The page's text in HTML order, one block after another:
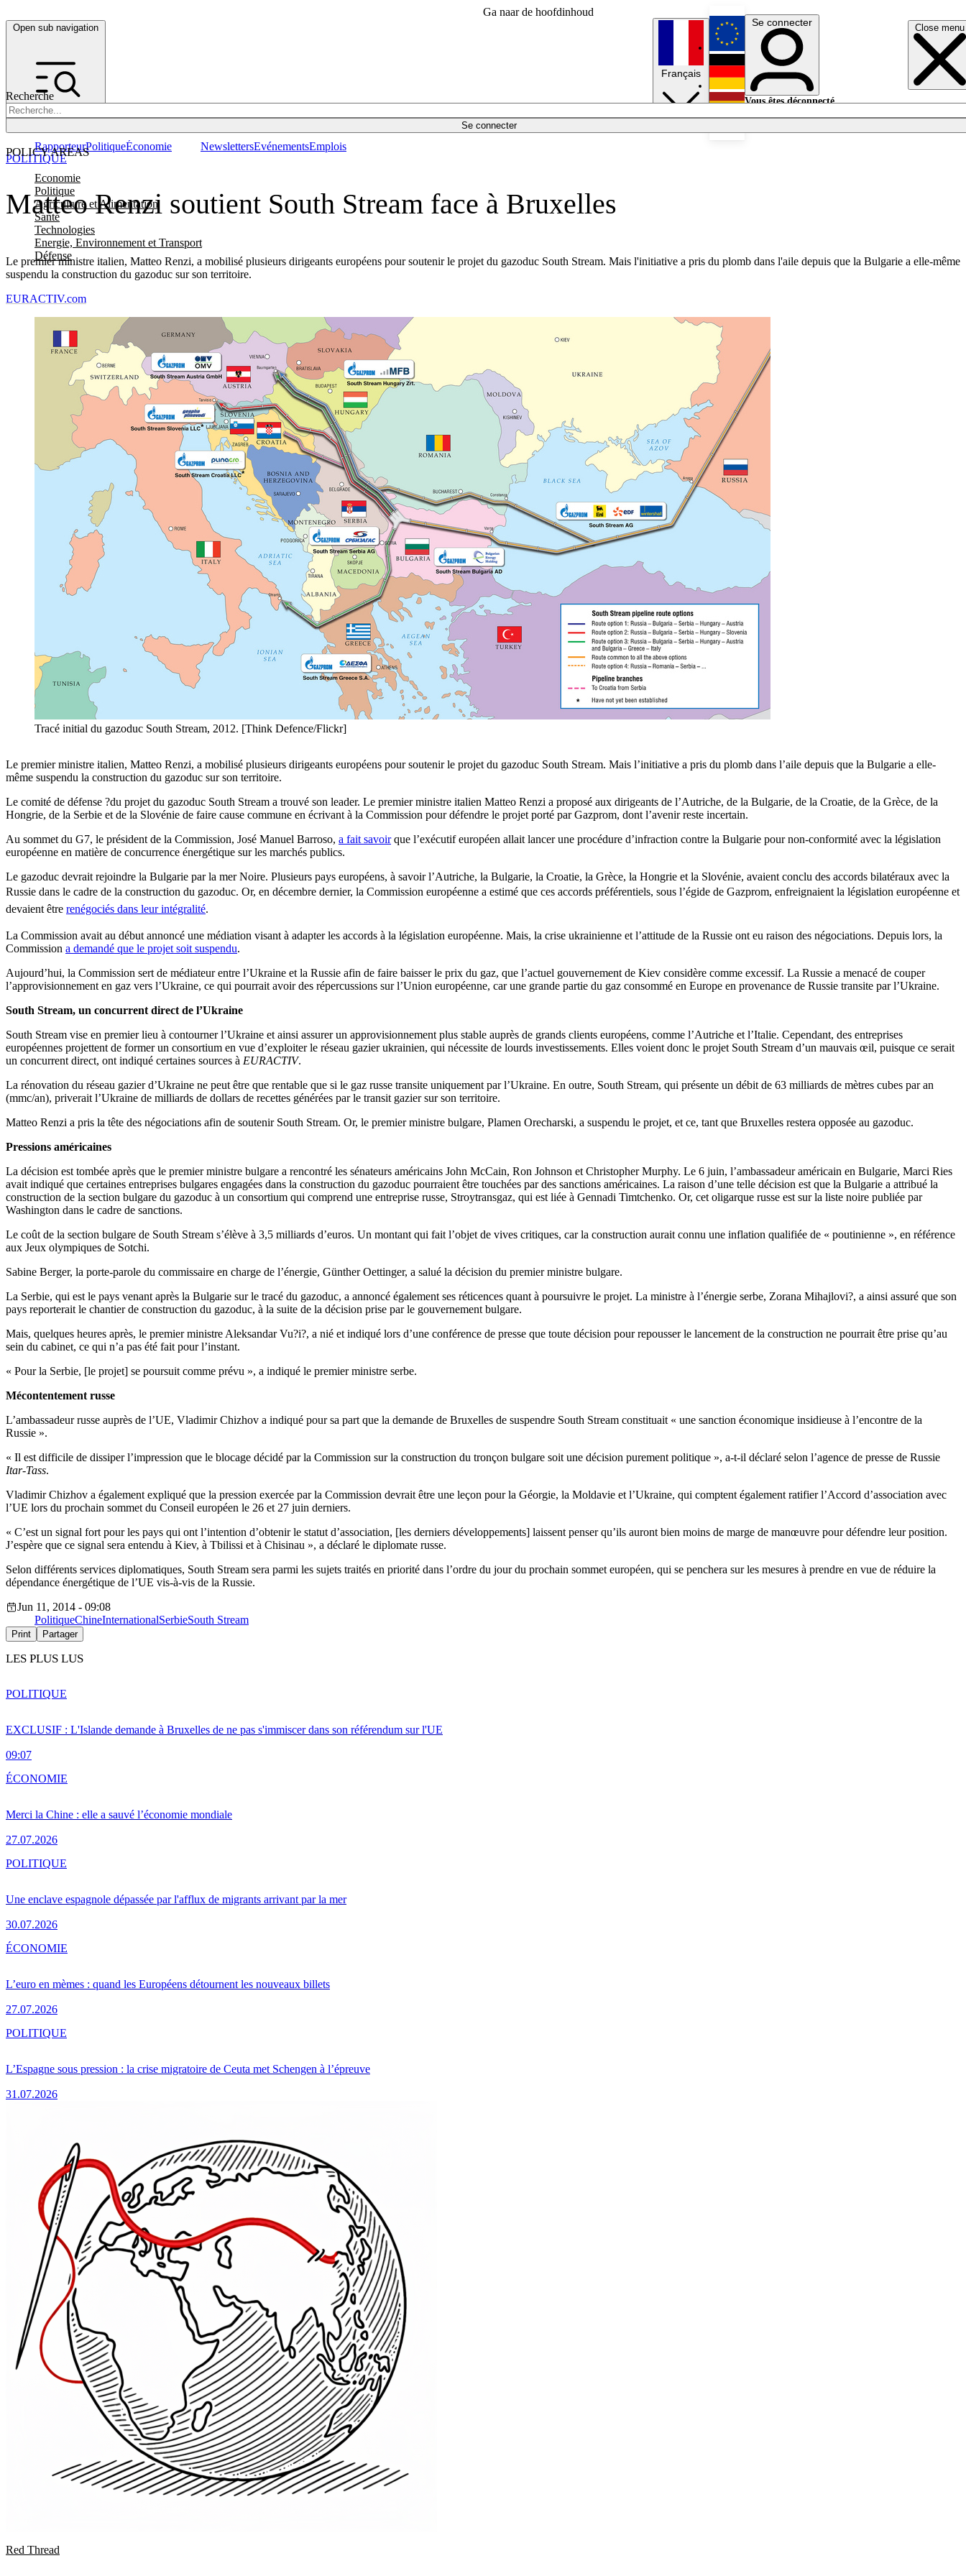
Ga naar de hoofdinhoud
Open sub navigation Close menu
Recherche
Se connecter
POLICY AREAS
Economie
Politique
Agriculture et Alimentation
Santé
Technologies
Energie, Environnement et Transport
Défense
RapporteurPolitiqueÉconomie NewslettersEvénementsEmplois
Français
English
Deutsch
Se connecter
Vous êtes déconnecté.
Matteo Renzi soutient South Stream face à Bruxelles
Le premier ministre italien, Matteo Renzi, a mobilisé plusieurs dirigeants européens pour soutenir le projet du gazoduc South Stream. Mais l'initiative a pris du plomb dans l'aile depuis que la Bulgarie a elle-même
suspendu la construction du gazoduc sur son territoire.
POLITIQUE
EURACTIV.com
Tracé initial du gazoduc South Stream, 2012. [Think Defence/Flickr]
Le premier ministre italien, Matteo Renzi, a mobilisé plusieurs dirigeants européens pour soutenir le projet du gazoduc South Stream. Mais l’initiative a pris du plomb dans l’aile depuis que la Bulgarie a elle-
même suspendu la construction du gazoduc sur son territoire.
Le comité de défense ?du projet du gazoduc South Stream a trouvé son leader. Le premier ministre italien Matteo Renzi a proposé aux dirigeants de l’Autriche, de la Bulgarie, de la Croatie, de la Grèce, de la
Hongrie, de la Serbie et de la Slovénie de faire cause commune en écrivant à la Commission pour défendre le projet porté par Gazprom, dont l’avenir reste incertain.
Au sommet du G7, le président de la Commission, José Manuel Barroso, a fait savoirque l’exécutif européen allait lancer une procédure d’infraction contre la Bulgarie pour non-conformité avec la législation
européenne en matière de concurrence énergétique sur les marchés publics.
Le gazoduc devrait rejoindre la Bulgarie par la mer Noire. Plusieurs pays européens, à savoir l’Autriche, la Bulgarie, la Croatie, la Grèce, la Hongrie et la Slovénie, avaient conclu des accords bilatéraux avec la
Russie dans le cadre de la construction du gazoduc. Or, en décembre dernier, la Commission européenne a estimé que ces accords préférentiels, sous l’égide de Gazprom, enfreignaient la législation européenne et
devaient être renégociés dans leur intégralité.
La Commission avait au début annoncé une médiation visant à adapter les accords à la législation européenne. Mais, la crise ukrainienne et l’attitude de la Russie ont eu raison des négociations. Depuis lors, la
Commission a demandé que le projet soit suspendu.
Aujourd’hui, la Commission sert de médiateur entre l’Ukraine et la Russie afin de faire baisser le prix du gaz, que l’actuel gouvernement de Kiev considère comme excessif. La Russie a menacé de couper
l’approvisionnement en gaz vers l’Ukraine, ce qui pourrait avoir des répercussions sur l’Union européenne, car une grande partie du gaz consommé en Europe en provenance de Russie transite par l’Ukraine.
South Stream, un concurrent direct de l’Ukraine
South Stream vise en premier lieu à contourner l’Ukraine et ainsi assurer un approvisionnement plus stable auprès de grands clients européens, comme l’Autriche et l’Italie. Cependant, des entreprises
européennes projettent de former un consortium en vue d’exploiter le réseau gazier ukrainien, qui nécessite de lourds investissements. Elles voient donc le projet South Stream d’un mauvais œil, puisque ce serait
un concurrent direct, ont indiqué certaines sources à EURACTIV.
La rénovation du réseau gazier d’Ukraine ne peut être que rentable que si le gaz russe transite uniquement par l’Ukraine. En outre, South Stream, qui présente un débit de 63 milliards de mètres cubes par an
(mmc/an), priverait l’Ukraine de milliards de dollars de recettes générées par le transit gazier sur son territoire.
Matteo Renzi a pris la tête des négociations afin de soutenir South Stream. Or, le premier ministre bulgare, Plamen Orecharski, a suspendu le projet, et ce, tant que Bruxelles restera opposée au gazoduc.
Pressions américaines
La décision est tombée après que le premier ministre bulgare a rencontré les sénateurs américains John McCain, Ron Johnson et Christopher Murphy. Le 6 juin, l’ambassadeur américain en Bulgarie, Marci Ries
avait indiqué que certaines entreprises bulgares engagées dans la construction du gazoduc pourraient être touchées par des sanctions américaines. La raison d’une telle décision est que la Bulgarie a attribué la
construction de la section bulgare du gazoduc à un consortium qui comprend une entreprise russe, Stroytransgaz, qui est liée à Gennadi Timtchenko. Or, cet oligarque russe est sur la liste noire publiée par
Washington dans le cadre de sanctions.
Le coût de la section bulgare de South Stream s’élève à 3,5 milliards d’euros. Un montant qui fait l’objet de vives critiques, car la construction aurait connu une inflation qualifiée de « poutinienne », en référence
aux Jeux olympiques de Sotchi.
Sabine Berger, la porte-parole du commissaire en charge de l’énergie, Günther Oettinger, a salué la décision du premier ministre bulgare.
La Serbie, qui est le pays venant après la Bulgarie sur le tracé du gazoduc, a annoncé également ses réticences quant à poursuivre le projet. La ministre à l’énergie serbe, Zorana Mihajlovi?, a ainsi assuré que son
pays reporterait le chantier de construction du gazoduc, à la suite de la décision prise par le gouvernement bulgare.
Mais, quelques heures après, le premier ministre Aleksandar Vu?i?, a nié et indiqué lors d’une conférence de presse que toute décision pour repousser le lancement de la construction ne pourrait être prise qu’au
sein du cabinet, ce qui n’a pas été fait pour l’instant.
« Pour la Serbie, [le projet] se poursuit comme prévu », a indiqué le premier ministre serbe.
Mécontentement russe
L’ambassadeur russe auprès de l’UE, Vladimir Chizhov a indiqué pour sa part que la demande de Bruxelles de suspendre South Stream constituait « une sanction économique insidieuse à l’encontre de la
Russie ».
« Il est difficile de dissiper l’impression que le blocage décidé par la Commission sur la construction du tronçon bulgare soit une décision purement politique », a-t-il déclaré selon l’agence de presse de Russie
Itar-Tass.
Vladimir Chizhov a également expliqué que la pression exercée par la Commission devrait être une leçon pour la Géorgie, la Moldavie et l’Ukraine, qui comptent également ratifier l’Accord d’association avec
l’UE lors du prochain sommet du Conseil européen le 26 et 27 juin derniers.
« C’est un signal fort pour les pays qui ont l’intention d’obtenir le statut d’association, [les derniers développements] laissent penser qu’ils auront bien moins de marge de manœuvre pour défendre leur position.
J’espère que ce signal sera entendu à Kiev, à Tbilissi et à Chisinau », a déclaré le diplomate russe.
Selon différents services diplomatiques, South Stream sera parmi les sujets traités en priorité dans l’ordre du jour du prochain sommet européen, qui se penchera sur les mesures à prendre en vue de réduire la
dépendance énergétique de l’UE vis-à-vis de la Russie.
Jun 11, 2014 - 09:08
PolitiqueChineInternationalSerbieSouth Stream
Print Partager
LES PLUS LUS
EXCLUSIF : L'Islande demande à Bruxelles de ne pas s'immiscer dans son référendum sur l'UE
09:07
POLITIQUE
Merci la Chine : elle a sauvé l’économie mondiale
27.07.2026
ÉCONOMIE
Une enclave espagnole dépassée par l'afflux de migrants arrivant par la mer
30.07.2026
POLITIQUE
L’euro en mèmes : quand les Européens détournent les nouveaux billets
27.07.2026
ÉCONOMIE
L’Espagne sous pression : la crise migratoire de Ceuta met Schengen à l’épreuve
31.07.2026
POLITIQUE
Red Thread